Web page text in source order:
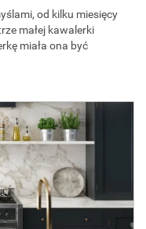
od kilku miesięcy
małej kawalerki
miała ona być